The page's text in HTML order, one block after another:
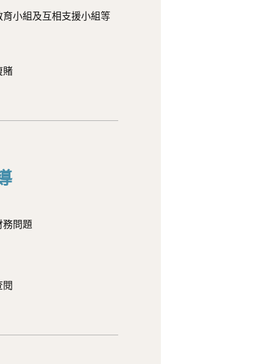
小組及互相支援小組等
賭
務問題
閱